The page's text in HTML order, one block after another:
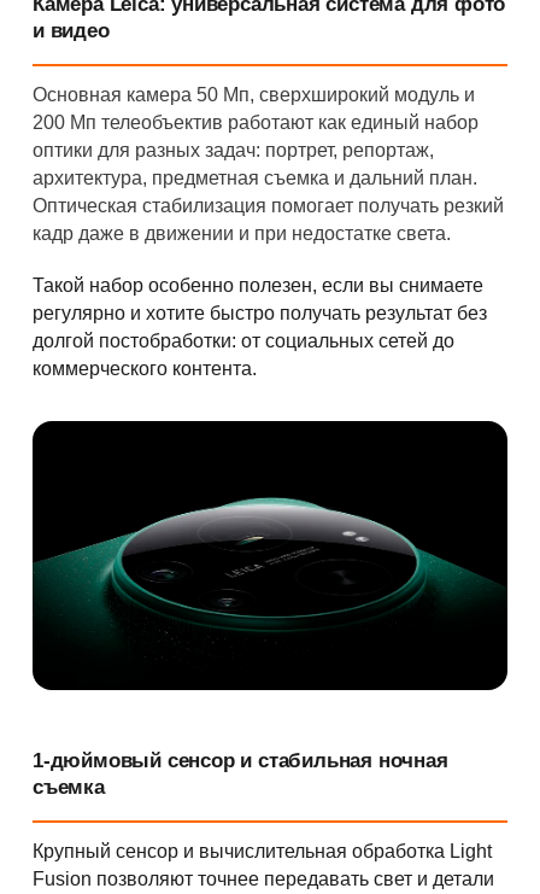
Камера Leica: универсальная система для фото
и видео
Основная камера 50 Мп, сверхширокий модуль и
200 Мп телеобъектив работают как единый набор
оптики для разных задач: портрет, репортаж,
архитектура, предметная съемка и дальний план.
Оптическая стабилизация помогает получать резкий
кадр даже в движении и при недостатке света.
Такой набор особенно полезен, если вы снимаете
регулярно и хотите быстро получать результат без
долгой постобработки: от социальных сетей до
коммерческого контента.
1-дюймовый сенсор и стабильная ночная
съемка
Крупный сенсор и вычислительная обработка Light
Fusion позволяют точнее передавать свет и детали